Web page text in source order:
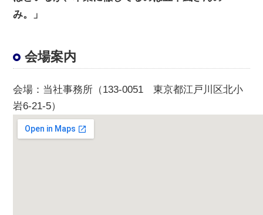
み。」
会場案内
会場 ：当社事務所（133-0051 東京都江戸川区北小
岩6-21-5）